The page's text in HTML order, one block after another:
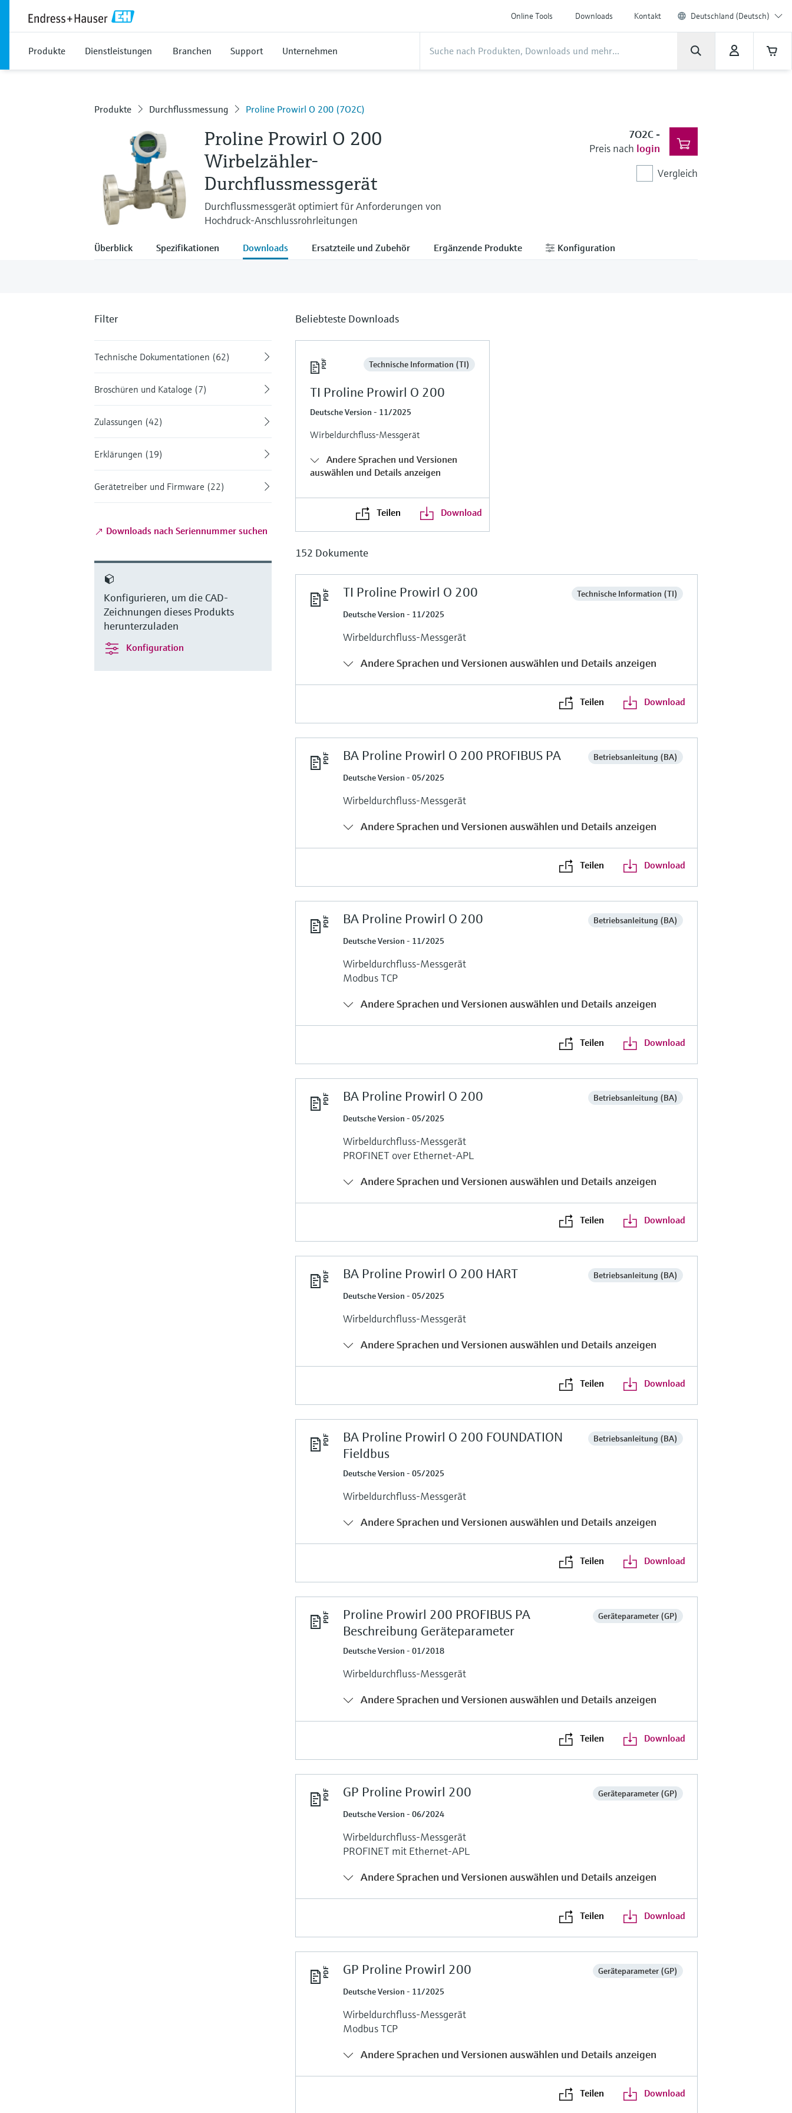
Online Tools Downloads Kontakt Deutschland (Deutsch)
Produkte Dienstleistungen Branchen Support Unternehmen
Produkte Durchflussmessung Proline Prowirl O 200 (7O2C)
Proline Prowirl O 200
Wirbelzähler-
Durchflussmessgerät
Durchflussmessgerät optimiert für Anforderungen von
Hochdruck-Anschlussrohrleitungen
7O2C-
Preis nach login
Vergleich
Überblick Spezifikationen Downloads Ersatzteile und Zubehör Ergänzende Produkte Konfiguration
Filter
Technische Dokumentationen (62)
Broschüren und Kataloge (7)
Zulassungen (42)
Erklärungen (19)
Gerätetreiber und Firmware (22)
Downloads nach Seriennummer suchen
Konfigurieren, um die CAD-
Zeichnungen dieses Produkts
herunterzuladen
Konfiguration
Beliebteste Downloads
Technische Information (TI)
TI Proline Prowirl O 200
Deutsche Version - 11/2025
Wirbeldurchfluss-Messgerät
Andere Sprachen und Versionen
auswählen und Details anzeigen
Teilen Download
152 Dokumente
TI Proline Prowirl O 200
Technische Information (TI)
Deutsche Version - 11/2025
Wirbeldurchfluss-Messgerät
Andere Sprachen und Versionen auswählen und Details anzeigen
Teilen Download
BA Proline Prowirl O 200 PROFIBUS PA
Betriebsanleitung (BA)
Deutsche Version - 05/2025
Wirbeldurchfluss-Messgerät
Andere Sprachen und Versionen auswählen und Details anzeigen
Teilen Download
BA Proline Prowirl O 200
Betriebsanleitung (BA)
Deutsche Version - 11/2025
Wirbeldurchfluss-Messgerät
Modbus TCP
Andere Sprachen und Versionen auswählen und Details anzeigen
Teilen Download
BA Proline Prowirl O 200
Betriebsanleitung (BA)
Deutsche Version - 05/2025
Wirbeldurchfluss-Messgerät
PROFINET over Ethernet-APL
Andere Sprachen und Versionen auswählen und Details anzeigen
Teilen Download
BA Proline Prowirl O 200 HART
Betriebsanleitung (BA)
Deutsche Version - 05/2025
Wirbeldurchfluss-Messgerät
Andere Sprachen und Versionen auswählen und Details anzeigen
Teilen Download
BA Proline Prowirl O 200 FOUNDATION
Fieldbus
Betriebsanleitung (BA)
Deutsche Version - 05/2025
Wirbeldurchfluss-Messgerät
Andere Sprachen und Versionen auswählen und Details anzeigen
Teilen Download
Proline Prowirl 200 PROFIBUS PA
Beschreibung Geräteparameter
Geräteparameter (GP)
Deutsche Version - 01/2018
Wirbeldurchfluss-Messgerät
Andere Sprachen und Versionen auswählen und Details anzeigen
Teilen Download
GP Proline Prowirl 200
Geräteparameter (GP)
Deutsche Version - 06/2024
Wirbeldurchfluss-Messgerät
PROFINET mit Ethernet-APL
Andere Sprachen und Versionen auswählen und Details anzeigen
Teilen Download
GP Proline Prowirl 200
Geräteparameter (GP)
Deutsche Version - 11/2025
Wirbeldurchfluss-Messgerät
Modbus TCP
Andere Sprachen und Versionen auswählen und Details anzeigen
Teilen Download